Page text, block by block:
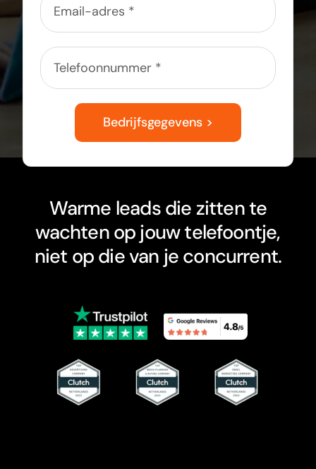
Bedrijfsgegevens >
Warme leads die zitten te
wachten op jouw telefoontje,
niet op die van je concurrent.